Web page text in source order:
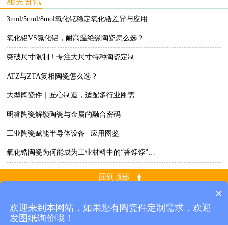
3mol/5mol/8mol氧化钇稳定氧化锆差异与应用
氧化铝VS氮化铝，耐高温绝缘陶瓷怎么选？
突破尺寸限制！专注大尺寸特种陶瓷定制
ATZ与ZTA复相陶瓷怎么选？
大型陶瓷件｜匠心制造，适配多行业刚需
明睿陶瓷解锁陶瓷与金属的融合密码
工业陶瓷赋能半导体设备 | 应用图鉴
氧化锆陶瓷为何能成为工业材料中的“香饽饽”…
回到顶部
备案号：湘ICP备2023018437号
电话：181-2297-4045
×
欢迎来到本网站，如果您有陶瓷件定制需求，欢迎
发图纸询价哦！